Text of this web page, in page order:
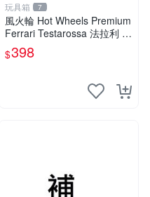
玩具箱 7
風火輪 Hot Wheels Premium
Ferrari Testarossa 法拉利 M
odern Classics 2號
$398